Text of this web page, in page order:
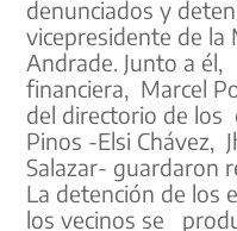
denunciados y
vicepresidente de la
Andrade. Junto a
financiera, Marcel
del directorio de los
Pinos -Elsi Chávez,
Salazar- guardaron
La detención de los
los vecinos se